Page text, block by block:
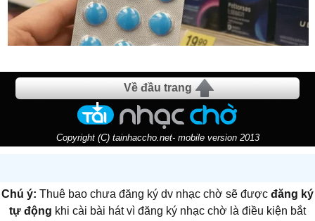
Về đầu trang
Copyright (C) tainhaccho.net- mobile version 2013
Chú ý: Thuê bao chưa đăng ký dv nhạc chờ sẽ được đăng ký
tự động khi cài bài hát vì đăng ký nhạc chờ là điều kiện bắt